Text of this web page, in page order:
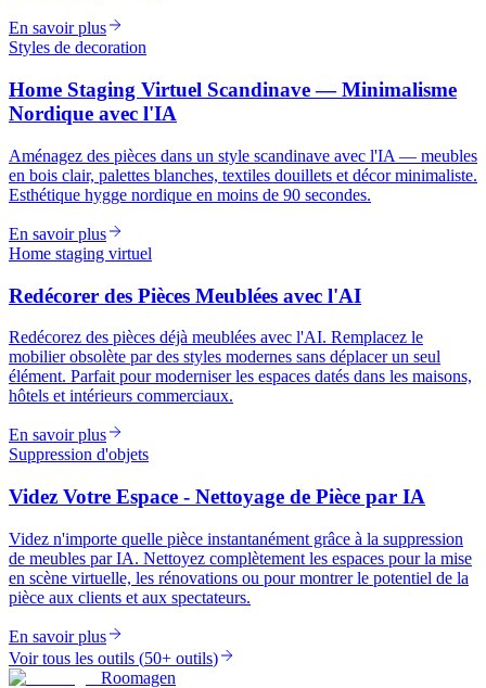
En savoir plus
Styles de decoration
Home Staging Virtuel Scandinave — Minimalisme
Nordique avec l'IA
Aménagez des pièces dans un style scandinave avec l'IA — meubles
en bois clair, palettes blanches, textiles douillets et décor minimaliste.
Esthétique hygge nordique en moins de 90 secondes.
En savoir plus
Home staging virtuel
Redécorer des Pièces Meublées avec l'AI
Redécorez des pièces déjà meublées avec l'AI. Remplacez le
mobilier obsolète par des styles modernes sans déplacer un seul
élément. Parfait pour moderniser les espaces datés dans les maisons,
hôtels et intérieurs commerciaux.
En savoir plus
Suppression d'objets
Videz Votre Espace - Nettoyage de Pièce par IA
Videz n'importe quelle pièce instantanément grâce à la suppression
de meubles par IA. Nettoyez complètement les espaces pour la mise
en scène virtuelle, les rénovations ou pour montrer le potentiel de la
pièce aux clients et aux spectateurs.
En savoir plus
Voir tous les outils (50+ outils)
Roomagen